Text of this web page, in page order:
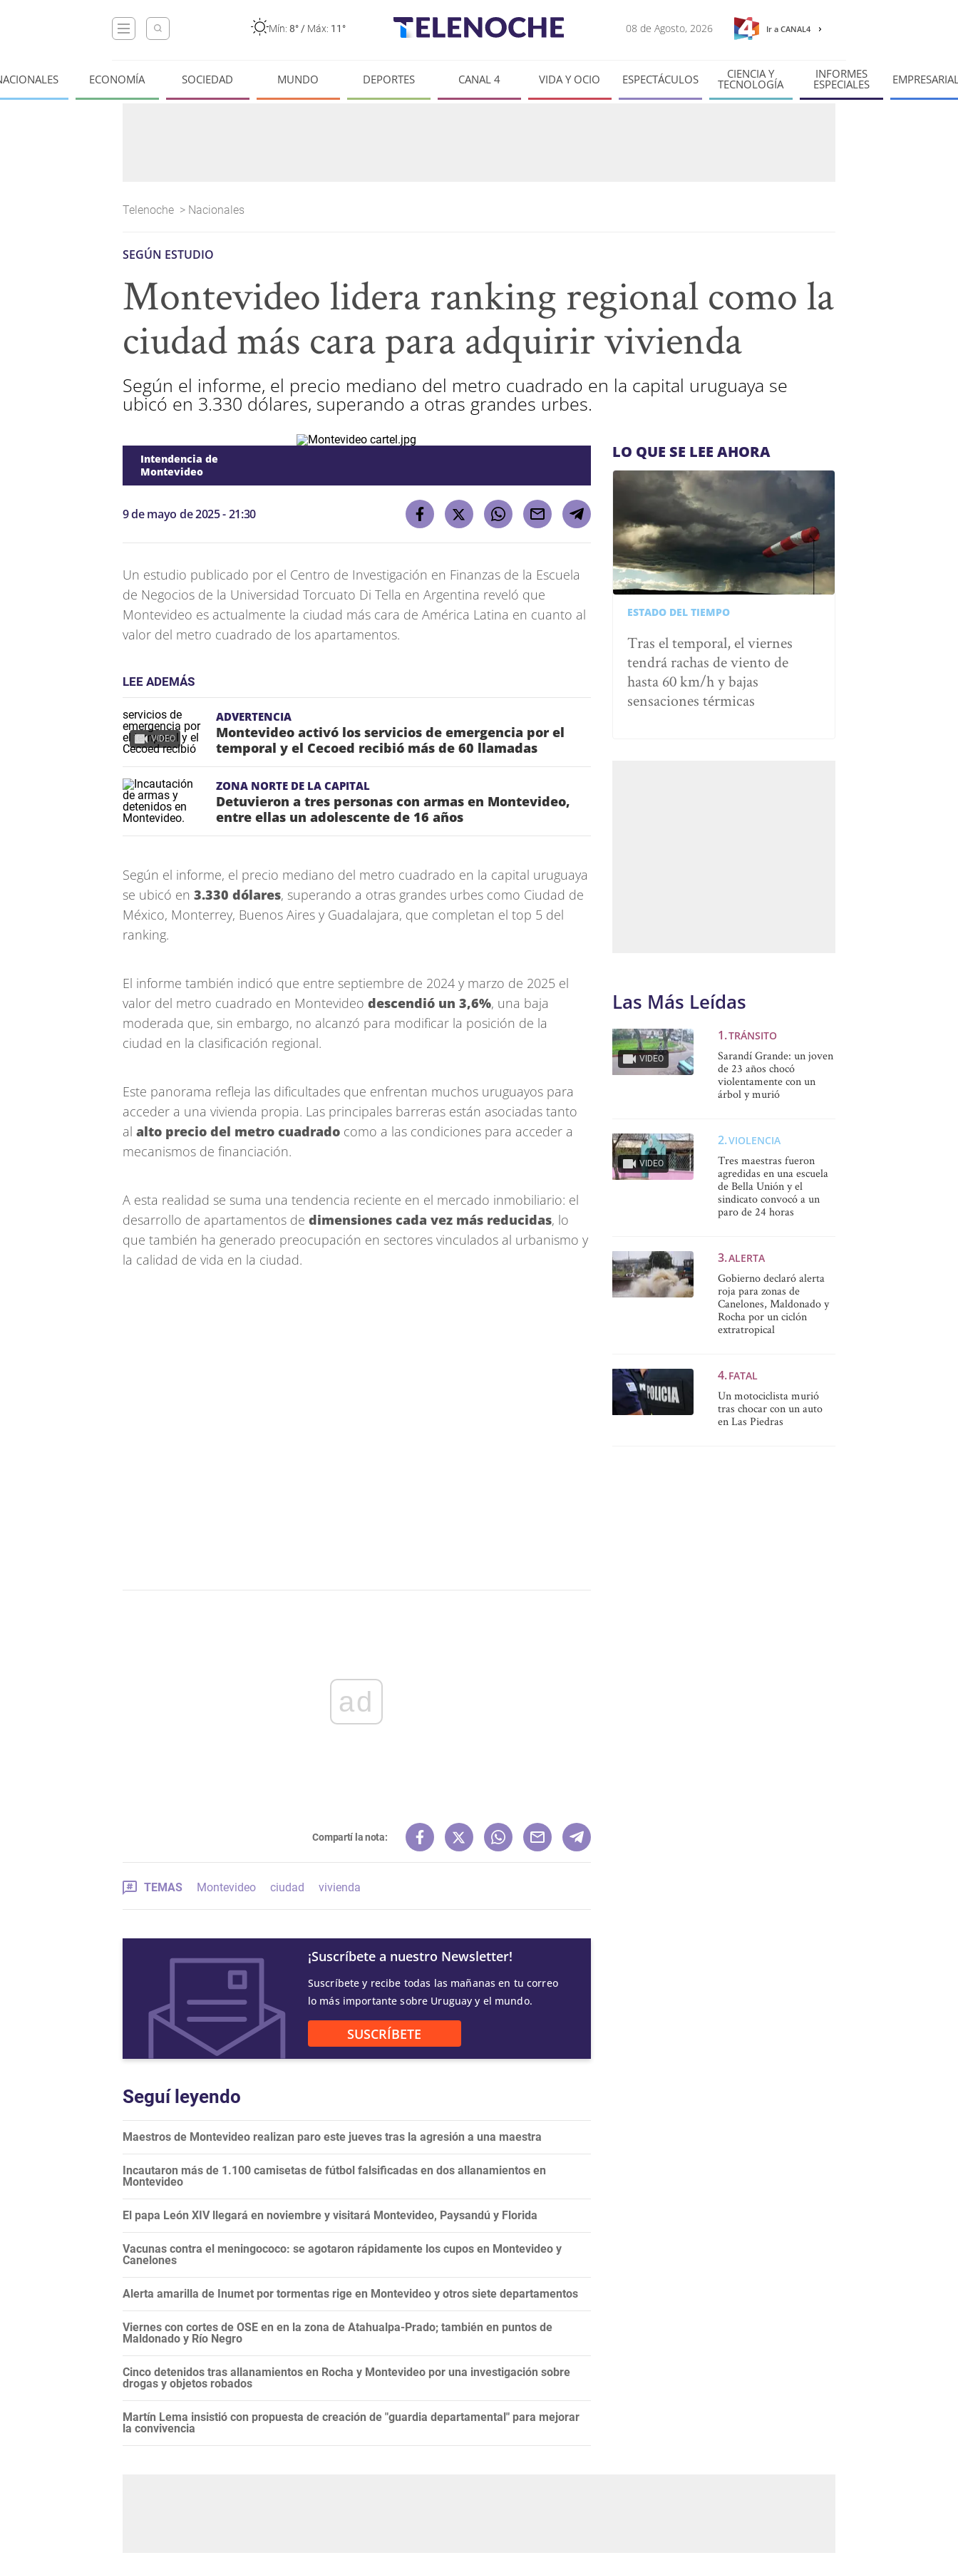
Mín: 8° / Máx: 11° 08 de Agosto, 2026 Ir a CANAL4
ECONOMÍA SOCIEDAD MUNDO DEPORTES CANAL 4 VIDA Y OCIO ESPECTÁCULOS CIENCIA Y
TECNOLOGÍA
INFORMES
ESPECIALES
Telenoche > Nacionales
SEGÚN ESTUDIO
Montevideo lidera ranking regional como la
ciudad más cara para adquirir vivienda
Según el informe, el precio mediano del metro cuadrado en la capital uruguaya se
ubicó en 3.330 dólares, superando a otras grandes urbes.
Intendencia de
Montevideo
9 de mayo de 2025 - 21:30
Un estudio publicado por el Centro de Investigación en Finanzas de la Escuela
de Negocios de la Universidad Torcuato Di Tella en Argentina reveló que
Montevideo es actualmente la ciudad más cara de América Latina en cuanto al
valor del metro cuadrado de los apartamentos.
LEE ADEMÁS
VIDEO
ADVERTENCIA
Montevideo activó los servicios de emergencia por el
temporal y el Cecoed recibió más de 60 llamadas
ZONA NORTE DE LA CAPITAL
Detuvieron a tres personas con armas en Montevideo,
entre ellas un adolescente de 16 años
Según el informe, el precio mediano del metro cuadrado en la capital uruguaya
se ubicó en 3.330 dólares, superando a otras grandes urbes como Ciudad de
México, Monterrey, Buenos Aires y Guadalajara, que completan el top 5 del
ranking.
El informe también indicó que entre septiembre de 2024 y marzo de 2025 el
valor del metro cuadrado en Montevideo descendió un 3,6%, una baja
moderada que, sin embargo, no alcanzó para modificar la posición de la
ciudad en la clasificación regional.
Este panorama refleja las dificultades que enfrentan muchos uruguayos para
acceder a una vivienda propia. Las principales barreras están asociadas tanto
al alto precio del metro cuadrado como a las condiciones para acceder a
mecanismos de financiación.
A esta realidad se suma una tendencia reciente en el mercado inmobiliario: el
desarrollo de apartamentos de dimensiones cada vez más reducidas, lo
que también ha generado preocupación en sectores vinculados al urbanismo y
la calidad de vida en la ciudad.
ad
Compartí la nota:
TEMAS Montevideo ciudad vivienda
¡Suscríbete a nuestro Newsletter!
Suscríbete y recibe todas las mañanas en tu correo
lo más importante sobre Uruguay y el mundo.
SUSCRÍBETE
Seguí leyendo
Maestros de Montevideo realizan paro este jueves tras la agresión a una maestra
Incautaron más de 1.100 camisetas de fútbol falsificadas en dos allanamientos en
Montevideo
El papa León XIV llegará en noviembre y visitará Montevideo, Paysandú y Florida
Vacunas contra el meningococo: se agotaron rápidamente los cupos en Montevideo y
Canelones
Alerta amarilla de Inumet por tormentas rige en Montevideo y otros siete departamentos
Viernes con cortes de OSE en en la zona de Atahualpa-Prado; también en puntos de
Maldonado y Río Negro
Cinco detenidos tras allanamientos en Rocha y Montevideo por una investigación sobre
drogas y objetos robados
Martín Lema insistió con propuesta de creación de "guardia departamental" para mejorar
la convivencia
LO QUE SE LEE AHORA
ESTADO DEL TIEMPO
Tras el temporal, el viernes
tendrá rachas de viento de
hasta 60 km/h y bajas
sensaciones térmicas
Las Más Leídas
VIDEO
TRÁNSITO
Sarandí Grande: un joven
de 23 años chocó
violentamente con un
árbol y murió
VIDEO
VIOLENCIA
Tres maestras fueron
agredidas en una escuela
de Bella Unión y el
sindicato convocó a un
paro de 24 horas
ALERTA
Gobierno declaró alerta
roja para zonas de
Canelones, Maldonado y
Rocha por un ciclón
extratropical
FATAL
Un motociclista murió
tras chocar con un auto
en Las Piedras